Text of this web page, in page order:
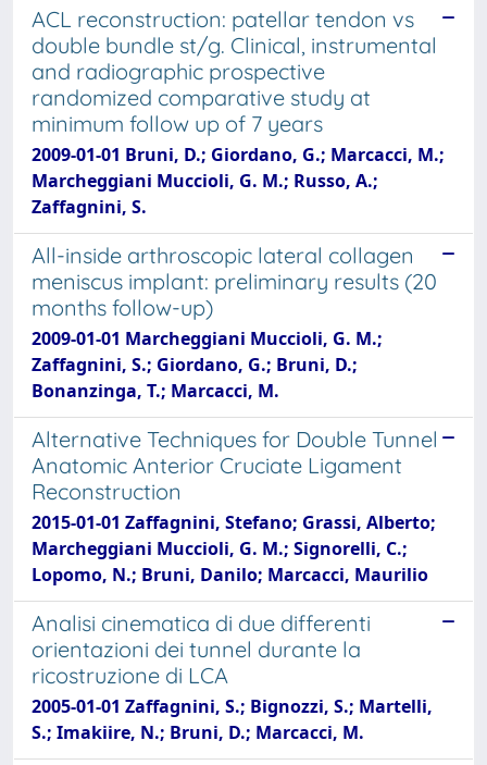
ACL reconstruction: patellar tendon vs
double bundle st/g. Clinical, instrumental
and radiographic prospective
randomized comparative study at
minimum follow up of 7 years
2009-01-01 Bruni, D.; Giordano, G.; Marcacci, M.;
Marcheggiani Muccioli, G. M.; Russo, A.;
Zaffagnini, S.
All-inside arthroscopic lateral collagen
meniscus implant: preliminary results (20
months follow-up)
2009-01-01 Marcheggiani Muccioli, G. M.;
Zaffagnini, S.; Giordano, G.; Bruni, D.;
Bonanzinga, T.; Marcacci, M.
Alternative Techniques for Double Tunnel
Anatomic Anterior Cruciate Ligament
Reconstruction
2015-01-01 Zaffagnini, Stefano; Grassi, Alberto;
Marcheggiani Muccioli, G. M.; Signorelli, C.;
Lopomo, N.; Bruni, Danilo; Marcacci, Maurilio
Analisi cinematica di due differenti
orientazioni dei tunnel durante la
ricostruzione di LCA
2005-01-01 Zaffagnini, S.; Bignozzi, S.; Martelli,
S.; Imakiire, N.; Bruni, D.; Marcacci, M.